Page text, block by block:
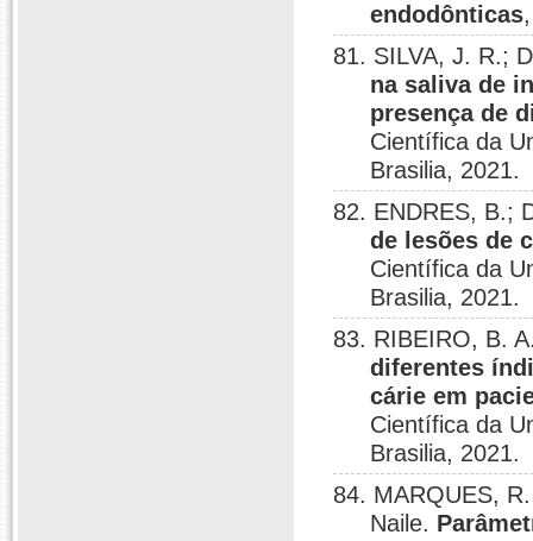
endodônticas
81. SILVA, J. R.;
na saliva de
presença de
Científica da
Brasilia, 2021.
82. ENDRES, B.;
de lesões de
Científica da
Brasilia, 2021.
83. RIBEIRO, B.
diferentes
cárie em
Científica da
Brasilia, 2021.
84. MARQUES,
Naile.